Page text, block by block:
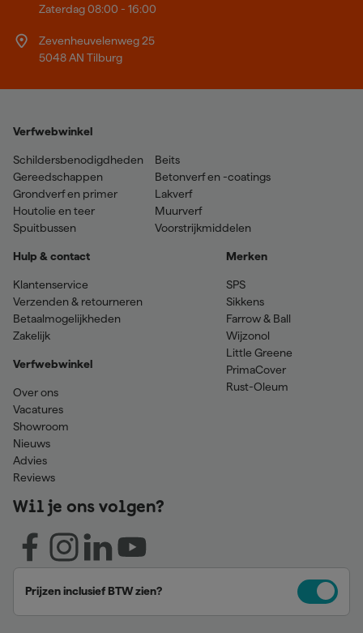
Zaterdag 08:00 - 16:00
Zevenheuvelenweg 25
5048 AN Tilburg
Verfwebwinkel
Schildersbenodigdheden
Gereedschappen
Grondverf en primer
Houtolie en teer
Spuitbussen
Beits
Betonverf en -coatings
Lakverf
Muurverf
Voorstrijkmiddelen
Hulp & contact
Klantenservice
Verzenden & retourneren
Betaalmogelijkheden
Zakelijk
Verfwebwinkel
Over ons
Vacatures
Showroom
Nieuws
Advies
Reviews
Merken
SPS
Sikkens
Farrow & Ball
Wijzonol
Little Greene
PrimaCover
Rust-Oleum
Wil je ons volgen?
Prijzen inclusief BTW zien?